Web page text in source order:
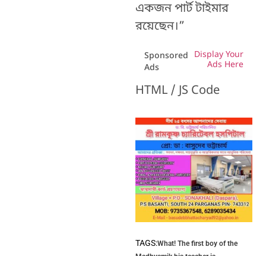
একজন পার্ট টাইমার
রয়েছেন।”
Sponsored
Ads
Display Your
Ads Here
HTML / JS Code
TAGS:What! The first boy of the